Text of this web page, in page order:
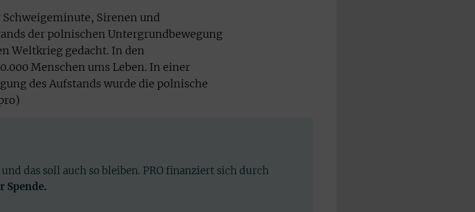
Sirenen und
der polnischen Untergrundbewegung
Weltkrieg gedacht. In den
Menschen ums Leben. In einer
des Aufstands wurde die polnische
das soll auch so bleiben. PRO finanziert sich durch
Spende.